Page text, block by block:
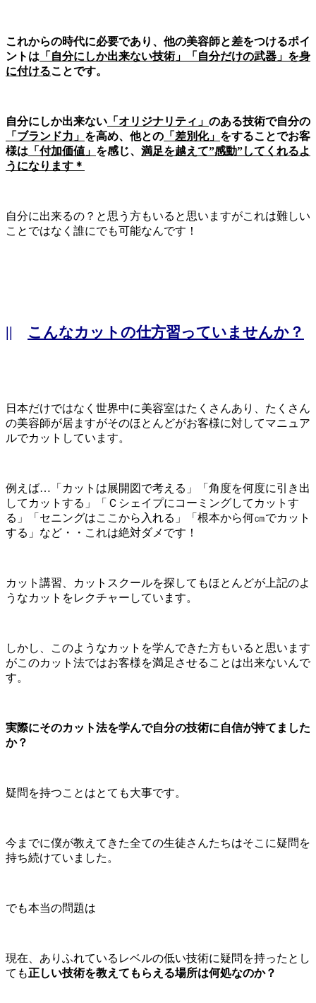
これからの時代に必要であり、他の美容師と差をつけるポイ
ントは 「自分にしか出来ない技術」「自分だけの武器」を身
に付けることです。
自分にしか出来ない 「オリジナリティ」 のある技術で自分の
「ブランド力」 を高め、他との 「差別化」 をすることでお客
様は 「付加価値」 を感じ、 満足を越えて”感動”してくれるよ
うになります＊
自分に出来るの？と思う方もいると思いますがこれは難しい
ことではなく誰にでも可能なんです！
|| こんなカットの仕方習っていませんか？
日本だけではなく世界中に美容室はたくさんあり、たくさん
の美容師が居ますがそのほとんどがお客様に対してマニュア
ルでカットしています。
例えば…「カットは展開図で考える」「角度を何度に引き出
してカットする」「Ｃシェイプにコーミングしてカットす
る」「セニングはここから入れる」「根本から何㎝でカット
する」など・・これは絶対ダメです！
カット講習、カットスクールを探してもほとんどが上記のよ
うなカットをレクチャーしています。
しかし、このようなカットを学んできた方もいると思います
がこのカット法ではお客様を満足させることは出来ないんで
す。
実際にそのカット法を学んで自分の技術に自信が持てました
か？
疑問を持つことはとても大事です。
今までに僕が教えてきた全ての生徒さんたちはそこに疑問を
持ち続けていました。
でも本当の問題は
現在、ありふれているレベルの低い技術に疑問を持ったとし
ても正しい技術を教えてもらえる場所は何処なのか？